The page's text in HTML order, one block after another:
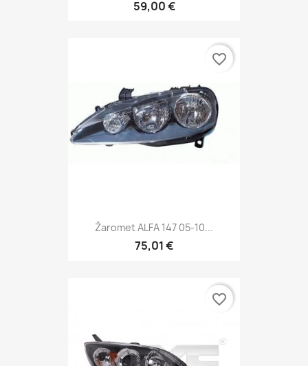
59,00 €
Žaromet ALFA 147 05-10...
75,01 €
favorite_border
favorite_border